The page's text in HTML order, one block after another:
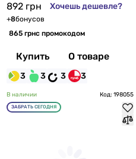
892 грн Хочешь дешевле?
+8бонусов
865 грнс промокодом
Купить О товаре
3 3 3 3
В наличии Код: 198055
ЗАБРАТЬ СЕГОДНЯ